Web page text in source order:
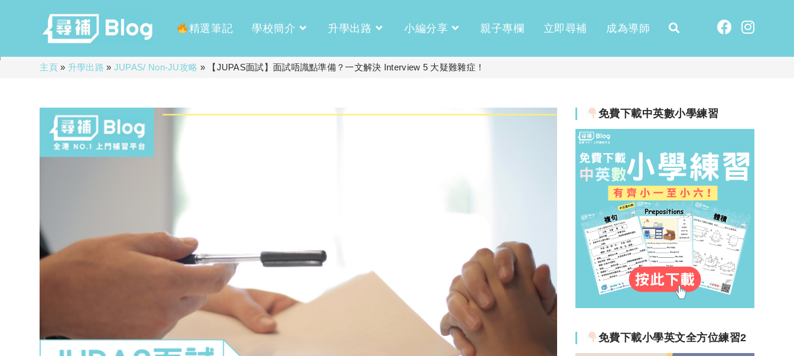
精選筆記 學校簡介 升學出路 小編分享 親子專欄 立即尋補 成為導師
主頁» 升學出路 » JUPAS/ Non-JU攻略 » 【JUPAS面試】面試唔識點準備？一文解決 Interview 5 大疑難雜症！
免費下載中英數小學練習
免費下載小學英文全方位練習2